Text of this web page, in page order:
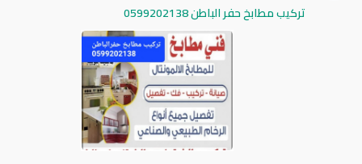
تركيب مطابخ حفر الباطن 0599202138